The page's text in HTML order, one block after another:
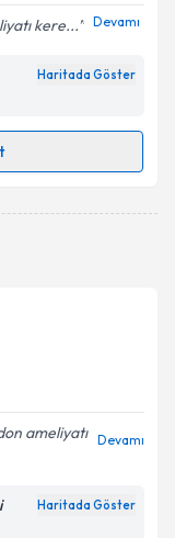
belirtilen
kere... Devamı
Haritada Göster
bir takvim
Aydınlatma
belirtilen
ameliyatı Devamı
Haritada Göster